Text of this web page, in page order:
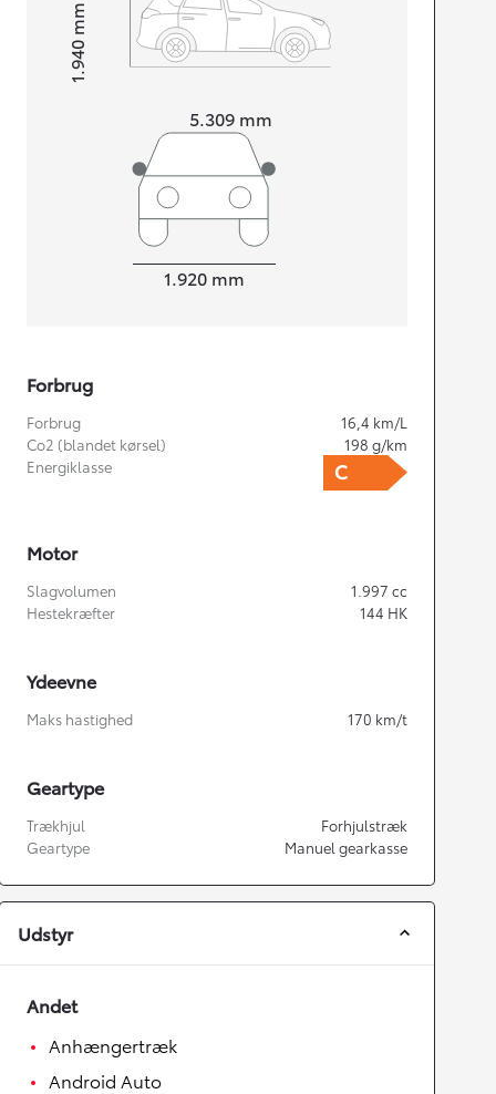
5.309 mm
Højt1.940
mm
1.920 mm
Forbrug
Forbrug 16,4 km/L
Co2 (blandet kørsel)
198 g/km
Energiklasse
Motor
Slagvolumen 1.997 cc
Hestekræfter
144 HK
Ydeevne
Maks hastighed 170 km/t
Geartype
Trækhjul
Forhjulstræk
Geartype
Manuel gearkasse
Udstyr
Andet
Anhængertræk
Android Auto